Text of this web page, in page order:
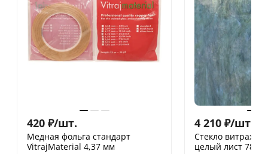
420 ₽/шт.
Медная фольга стандарт
VitrajMaterial 4,37 мм
4 210 ₽/шт.
Стекло
целый лист